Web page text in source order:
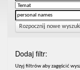
Rozpocznij nowe
Dodaj filtr:
Uzyj filtrów aby zagęścić